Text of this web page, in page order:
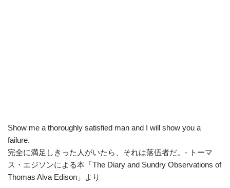
Show me a thoroughly satisfied man and I will show you a
failure.
完全に満足しきった人がいたら、それは落伍者だ。- トーマ
ス・エジソンによる本「The Diary and Sundry Observations of
Thomas Alva Edison」より